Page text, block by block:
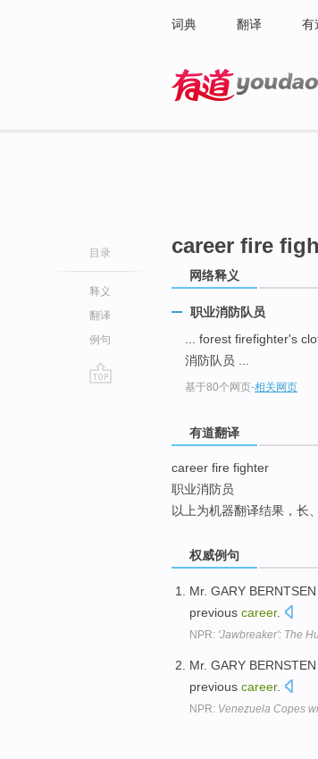
词典 翻译 有
目录
释义
翻译
例句
career fire
网络释义
职业消防队员
... forest firefighter's
消防队员 ...
基于80个网页-相关网页
有道翻译
career fire fighter
职业消防员
以上为机器翻译结果，长
权威例句
Mr. GARY
previous career.
NPR: 'Jawbreaker': The
Mr. GARY
previous career.
NPR: Venezuela Copes